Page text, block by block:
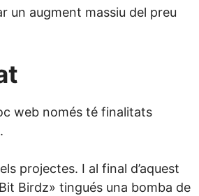
un augment massiu del preu
web només té finalitats
projectes. I al final d’aquest
Birdz» tingués una bomba de